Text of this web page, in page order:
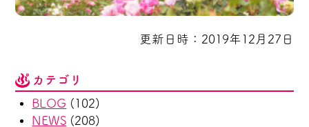
更新日時：2019年12月27日
カテゴリ
BLOG (102)
NEWS (208)